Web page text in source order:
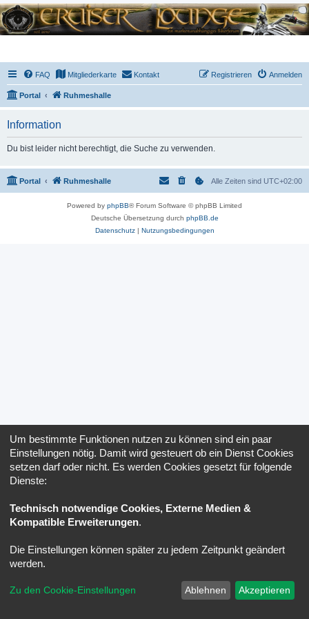
FAQ Mitgliederkarte Kontakt Anmelden
Registrieren
Portal Ruhmeshalle
Information
Du bist leider nicht berechtigt, die Suche zu verwenden.
Portal Ruhmeshalle Alle Zeiten sind UTC+02:00
Powered by phpBB® Forum Software © phpBB Limited
Deutsche Übersetzung durch phpBB.de
Datenschutz| Nutzungsbedingungen
Um bestimmte Funktionen nutzen zu können sind ein paar
Einstellungen nötig. Damit wird gesteuert ob ein Dienst Cookies
setzen darf oder nicht. Es werden Cookies gesetzt für folgende
Dienste:
Technisch notwendige Cookies, Externe Medien &
Kompatible Erweiterungen.
Die Einstellungen können später zu jedem Zeitpunkt geändert
werden.
Zu den Cookie-Einstellungen Ablehnen Akzeptieren